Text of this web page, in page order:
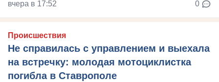
вчера в 17:52 0
Происшествия
Не справилась с управлением и выехала
на встречку: молодая мотоциклистка
погибла в Ставрополе